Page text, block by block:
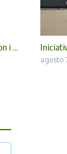
i ...
agosto